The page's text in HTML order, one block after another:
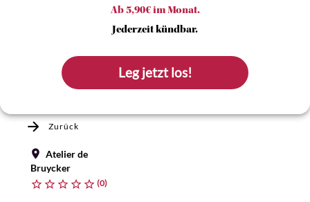
Ab 5,90€ im Monat.
Jederzeit kündbar.
Leg jetzt los!
Zurück
Atelier de
Bruycker
(0)